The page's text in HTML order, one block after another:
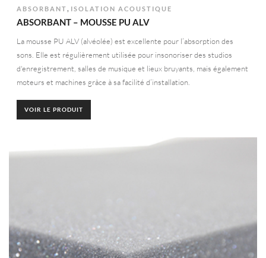
ABSORBANT, ISOLATION ACOUSTIQUE
ABSORBANT – MOUSSE PU ALV
La mousse PU ALV (alvéolée) est excellente pour l’absorption des
sons. Elle est régulièrement utilisée pour insonoriser des studios
d'enregistrement, salles de musique et lieux bruyants, mais également
moteurs et machines grâce à sa facilité d’installation.
VOIR LE PRODUIT